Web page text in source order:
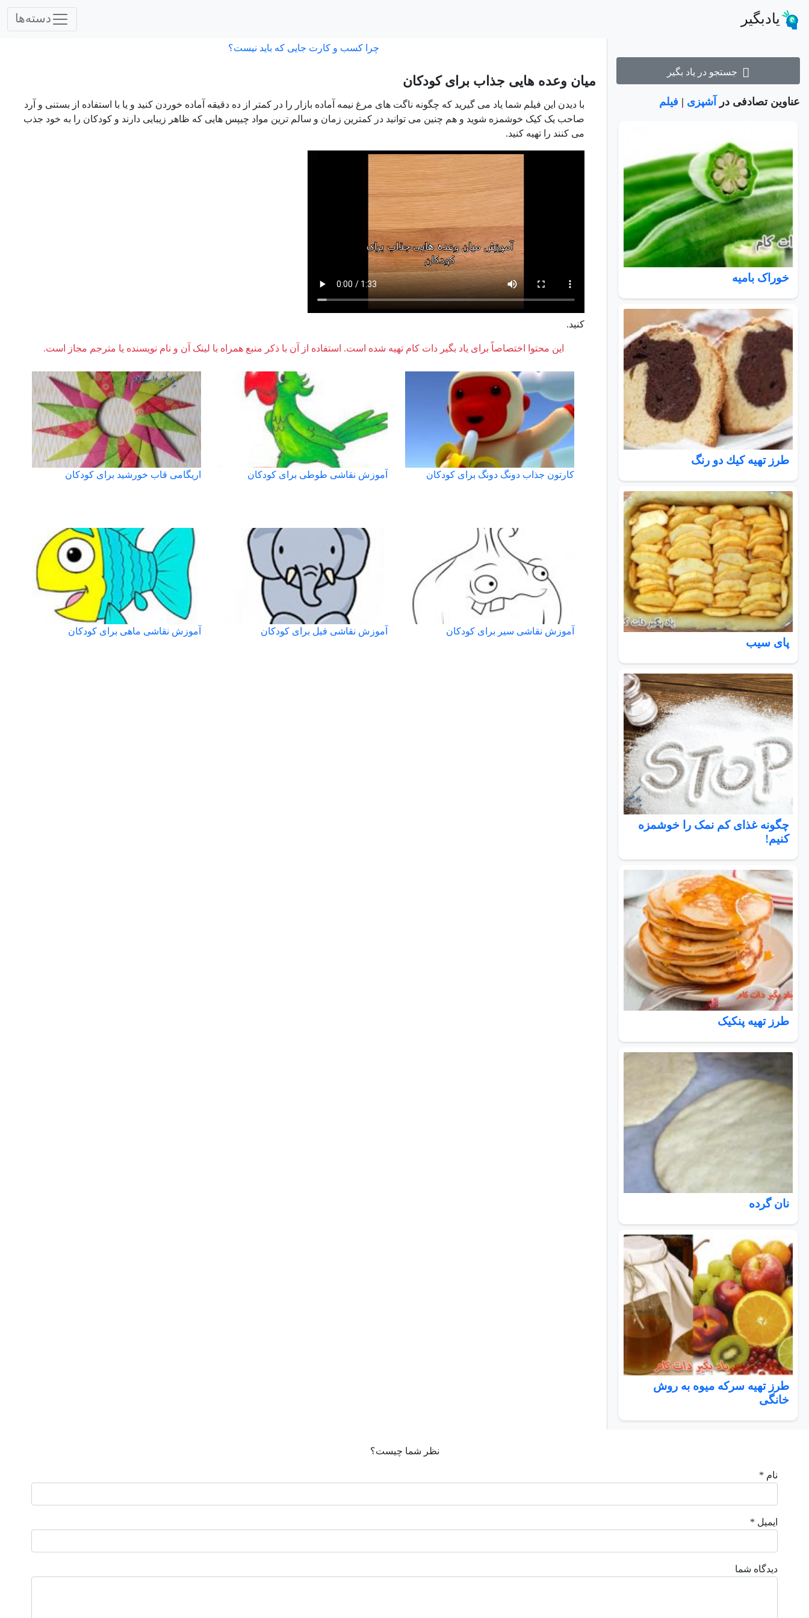
یادبگیر دسته‌ها
جستجو در یاد بگیر
عناوین تصادفی در آشپزی | فیلم
خوراک بامیه
طرز تهیه كيك دو رنگ
پای سیب
چگونه غذای کم نمک را خوشمزه
کنیم!
طرز تهیه پنکیک
نان گرده
طرز تهیه سرکه میوه به روش
خانگی
چرا کسب و کارت جایی که باید نیست؟
میان وعده هایی جذاب برای کودکان
با دیدن این فیلم شما یاد می گیرید که چگونه ناگت های مرغ نیمه آماده بازار را در کمتر از ده دقیقه آماده خوردن کنید و یا با استفاده از بستنی و آرد
صاحب یک کیک خوشمزه شوید و هم چنین می توانید در کمترین زمان و سالم ترین مواد چیپس هایی که ظاهر زیبایی دارند و کودکان را به خود جذب
می کنند را تهیه کنید.
کنید.
این محتوا اختصاصاً برای یاد بگیر دات کام تهیه شده است. استفاده از آن با ذکر منبع همراه با لینک آن و نام نویسنده یا مترجم مجاز است.
کارتون جذاب دونگ دونگ برای کودکان آموزش نقاشی طوطی برای کودکان اریگامی قاب خورشید برای کودکان
آموزش نقاشی سیر برای کودکان آموزش نقاشی فیل برای کودکان آموزش نقاشی ماهی برای کودکان
نظر شما چیست؟
نام *
ایمیل *
دیدگاه شما